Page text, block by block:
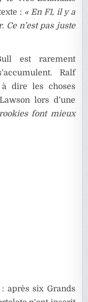
: « En F1, il y a
Ce n’est pas juste
est rarement
Ralf
à dire les choses
lors d’une
font mieux
après six Grands